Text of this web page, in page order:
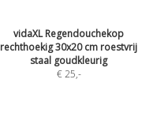
vidaXL Regendouchekop
rechthoekig 30x20 cm roestvrij
staal goudkleurig
€ 25,-